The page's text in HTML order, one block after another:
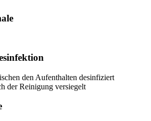
den Aufenthalten desinfiziert
der Reinigung versiegelt